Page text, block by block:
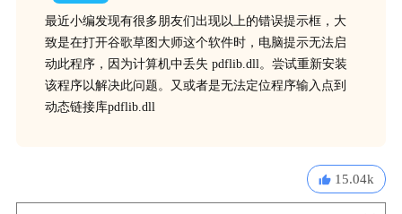
最近小编发现有很多朋友们出现以上的错误提示框，大
致是在打开谷歌草图大师这个软件时，电脑提示无法启
动此程序，因为计算机中丢失 pdflib.dll。尝试重新安装
该程序以解决此问题。又或者是无法定位程序输入点到
动态链接库pdflib.dll
15.04k